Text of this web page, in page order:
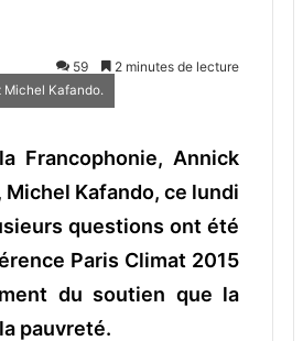
59 2 minutes de lecture
Michel Kafando.
Francophonie, Annick
Kafando, ce lundi
questions ont été
Paris Climat 2015
du soutien que la
pauvreté.